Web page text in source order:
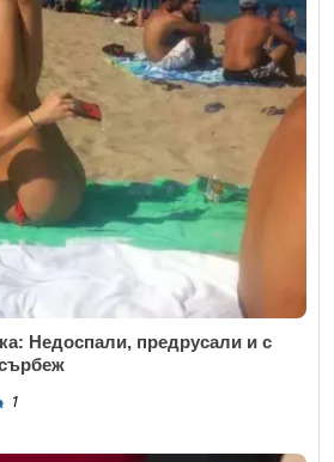
Недоспали, предрусали и с
1